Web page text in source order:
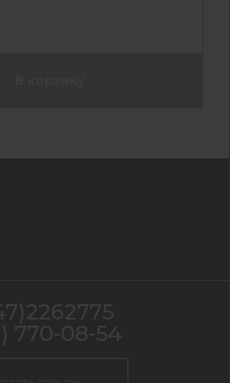
770-08-54